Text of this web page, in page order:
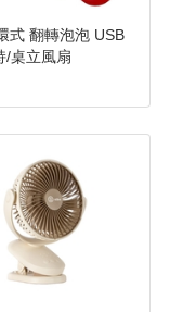
式 翻轉泡泡 USB
/桌立風扇